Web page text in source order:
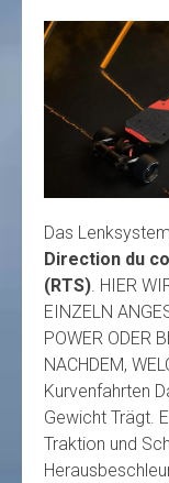
Das
Direction du
(RTS). HIER
EINZELN
POWER ODER
NACHDEM,
Kurvenfahrten
Gewicht Trägt.
Traktion und